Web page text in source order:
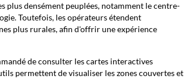
plus densément peuplées, notamment le centre-
Toutefois, les opérateurs étendent
plus rurales, afin d'offrir une expérience
de consulter les cartes interactives
permettent de visualiser les zones couvertes et